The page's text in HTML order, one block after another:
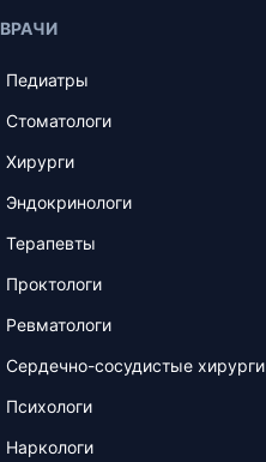
ВРАЧИ
Педиатры
Стоматологи
Хирурги
Эндокринологи
Терапевты
Проктологи
Ревматологи
Сердечно-сосудистые хирурги
Психологи
Наркологи